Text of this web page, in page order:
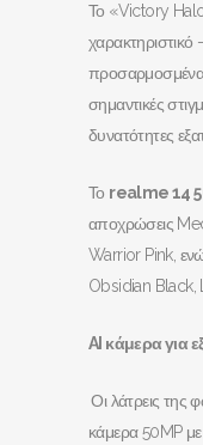
Το «Victory
χαρακτηριστικό
προσαρμοσμένα
σημαντικές
δυνατότητες
Το realme 14
αποχρώσεις
Warrior Pink,
Obsidian Black,
AI κάμερα για
Οι λάτρεις της
κάμερα 50MP με